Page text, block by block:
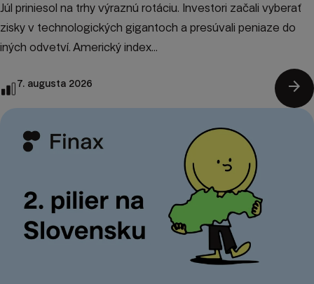
Júl priniesol na trhy výraznú rotáciu. Investori začali vyberať
zisky v technologických gigantoch a presúvali peniaze do
iných odvetví. Americký index...
7. augusta 2026 arrow_forward